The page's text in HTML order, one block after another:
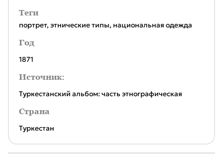
Теги
портрет, этнические типы, национальная одежда
Год
1871
Источник:
Туркестанский альбом: часть этнографическая
Страна
Туркестан